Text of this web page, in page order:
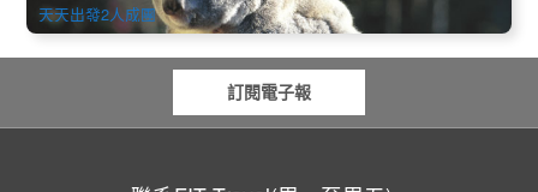
天天出發2人成團
訂閱電子報